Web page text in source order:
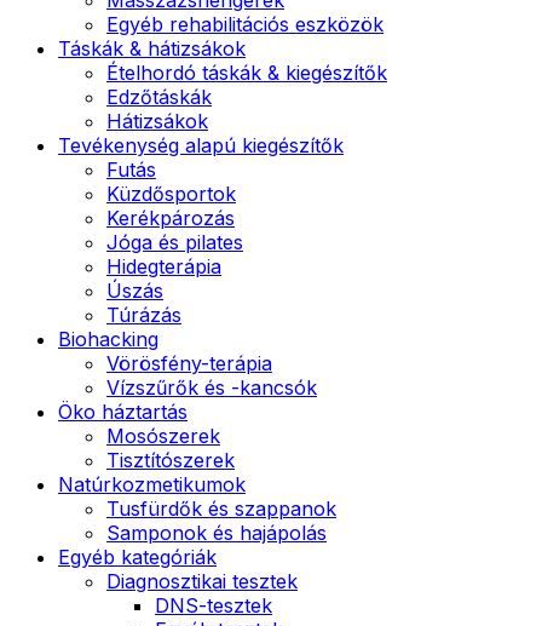
Egyéb rehabilitációs eszközök
Táskák & hátizsákok
Ételhordó táskák & kiegészítők
Edzőtáskák
Hátizsákok
Tevékenység alapú kiegészítők
Futás
Küzdősportok
Kerékpározás
Jóga és pilates
Hidegterápia
Úszás
Túrázás
Biohacking
Vörösfény-terápia
Vízszűrők és -kancsók
Öko háztartás
Mosószerek
Tisztítószerek
Natúrkozmetikumok
Tusfürdők és szappanok
Samponok és hajápolás
Egyéb kategóriák
Diagnosztikai tesztek
DNS-tesztek